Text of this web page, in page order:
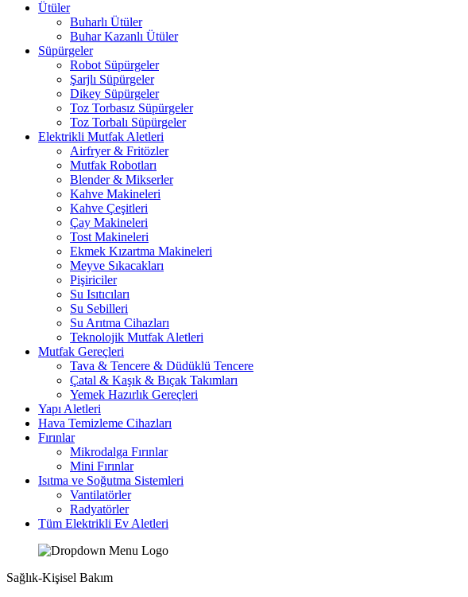
Ütüler
Buharlı Ütüler
Buhar Kazanlı Ütüler
Süpürgeler
Robot Süpürgeler
Şarjlı Süpürgeler
Dikey Süpürgeler
Toz Torbasız Süpürgeler
Toz Torbalı Süpürgeler
Elektrikli Mutfak Aletleri
Airfryer & Fritözler
Mutfak Robotları
Blender & Mikserler
Kahve Makineleri
Kahve Çeşitleri
Çay Makineleri
Tost Makineleri
Ekmek Kızartma Makineleri
Meyve Sıkacakları
Pişiriciler
Su Isıtıcıları
Su Sebilleri
Su Arıtma Cihazları
Teknolojik Mutfak Aletleri
Mutfak Gereçleri
Tava & Tencere & Düdüklü Tencere
Çatal & Kaşık & Bıçak Takımları
Yemek Hazırlık Gereçleri
Yapı Aletleri
Hava Temizleme Cihazları
Fırınlar
Mikrodalga Fırınlar
Mini Fırınlar
Isıtma ve Soğutma Sistemleri
Vantilatörler
Radyatörler
Tüm Elektrikli Ev Aletleri
Sağlık-Kişisel Bakım